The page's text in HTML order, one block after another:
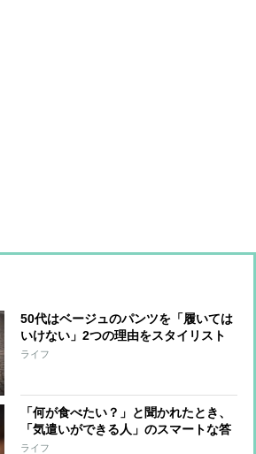
50代はベージュのパンツを「履いては
いけない」2つの理由をスタイリスト
が解説
ライフ
「何が食べたい？」と聞かれたとき、
「気遣いができる人」のスマートな答
え方
ライフ